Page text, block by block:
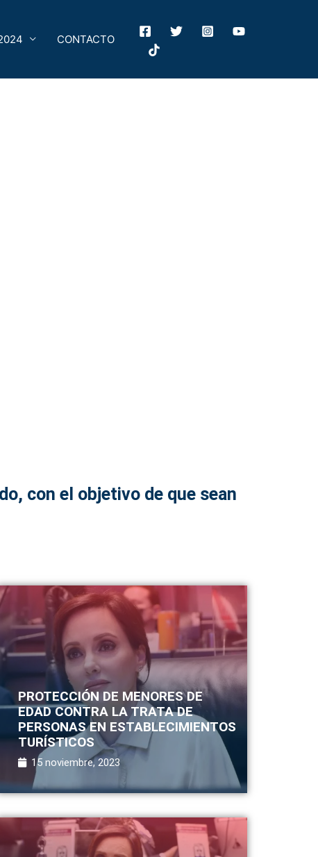
CONTACTO
con el objetivo de que sean
PROTECCIÓN DE MENORES DE
EDAD CONTRA LA TRATA DE
PERSONAS EN ESTABLECIMIENTOS
TURÍSTICOS
15 noviembre, 2023